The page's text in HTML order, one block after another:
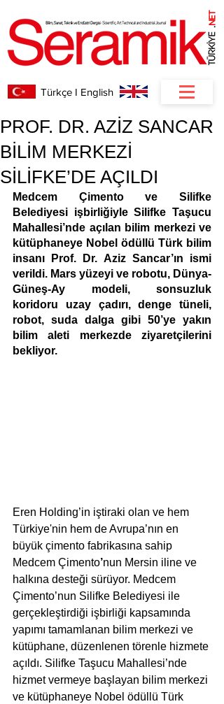
.
NET
Türkçe I English
PROF. DR. AZİZ SANCAR
BİLİM MERKEZİ
SİLİFKE’DE AÇILDI
Medcem Çimento ve Silifke
Belediyesi işbirliğiyle Silifke Taşucu
Mahallesi’nde açılan bilim merkezi ve
kütüphaneye Nobel ödüllü Türk bilim
insanı Prof. Dr. Aziz Sancar’ın ismi
verildi. Mars yüzeyi ve robotu, Dünya-
Güneş-Ay modeli, sonsuzluk
koridoru uzay çadırı, denge tüneli,
robot, suda dalga gibi 50’ye yakın
bilim aleti merkezde ziyaretçilerini
bekliyor.
Eren Holding’in iştiraki olan ve hem
Türkiye'nin hem de Avrupa’nın en
büyük çimento fabrikasına sahip
Medcem Çimento’nun Mersin iline ve
halkına desteği sürüyor. Medcem
Çimento’nun Silifke Belediyesi ile
gerçekleştirdiği işbirliği kapsamında
yapımı tamamlanan bilim merkezi ve
kütüphane, düzenlenen törenle hizmete
açıldı. Silifke Taşucu Mahallesi’nde
hizmet vermeye başlayan bilim merkezi
ve kütüphaneye Nobel ödüllü Türk